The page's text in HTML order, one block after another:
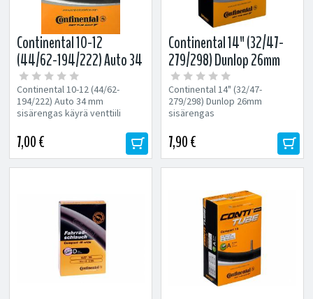
Continental 10-12
(44/62-194/222) Auto 34
mm sisärengas käyrä
venttiili
Continental 10-12 (44/62-
194/222) Auto 34 mm
sisärengas käyrä venttiili
7,00 €
Continental 14" (32/47-
279/298) Dunlop 26mm
sisärengas
Continental 14" (32/47-
279/298) Dunlop 26mm
sisärengas
7,90 €